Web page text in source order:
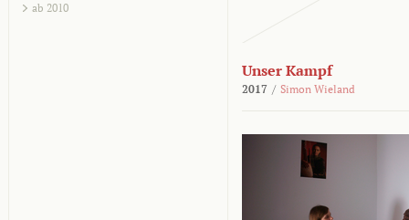
ab 2010
Unser Kampf
2017 / Simon Wieland